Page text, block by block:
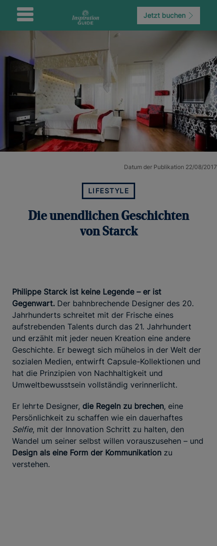
Jetzt buchen
Datum der Publikation 22/08/2017
LIFESTYLE
Die unendlichen Geschichten
von Starck
Philippe Starck ist keine Legende – er ist
Gegenwart. Der bahnbrechende Designer des 20.
Jahrhunderts schreitet mit der Frische eines
aufstrebenden Talents durch das 21. Jahrhundert
und erzählt mit jeder neuen Kreation eine andere
Geschichte. Er bewegt sich mühelos in der Welt der
sozialen Medien, entwirft Capsule-Kollektionen und
hat die Prinzipien von Nachhaltigkeit und
Umweltbewusstsein vollständig verinnerlicht.
Er lehrte Designer, die Regeln zu brechen, eine
Persönlichkeit zu schaffen wie ein dauerhaftes
Selfie, mit der Innovation Schritt zu halten, den
Wandel um seiner selbst willen vorauszusehen – und
Design als eine Form der Kommunikation zu
verstehen.